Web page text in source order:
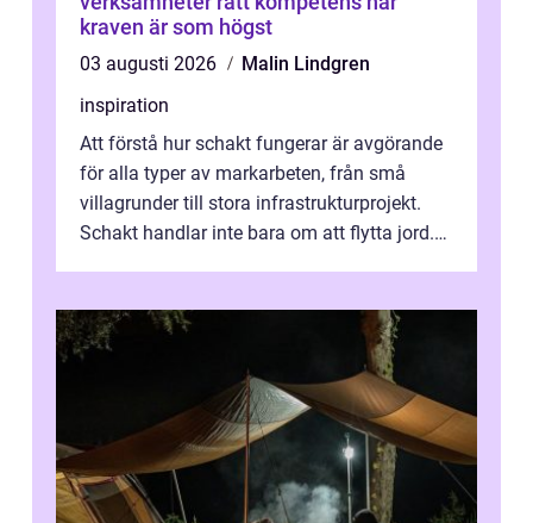
kraven är som högst
03 augusti 2026
Malin Lindgren
inspiration
Att förstå hur schakt fungerar är avgörande
för alla typer av markarbeten, från små
villagrunder till stora infrastrukturprojekt.
Schakt handlar inte bara om att flytta jord.